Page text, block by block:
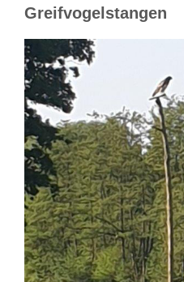
Greifvogelstangen